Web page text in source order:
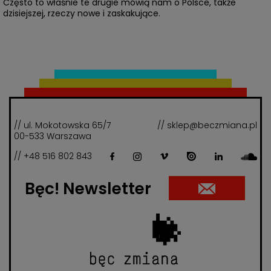
Często to właśnie te drugie mówią nam o Polsce, także
dzisiejszej, rzeczy nowe i zaskakujące.
// ul. Mokotowska 65/7
00-533 Warszawa
// sklep@beczmiana.pl
// +48 516 802 843
Bęc! Newsletter